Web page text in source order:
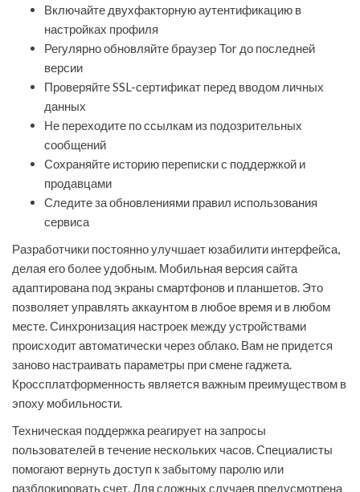
Включайте двухфакторную аутентификацию в
настройках профиля
Регулярно обновляйте браузер Tor до последней
версии
Проверяйте SSL-сертификат перед вводом личных
данных
Не переходите по ссылкам из подозрительных
сообщений
Сохраняйте историю переписки с поддержкой и
продавцами
Следите за обновлениями правил использования
сервиса
Разработчики постоянно улучшает юзабилити интерфейса,
делая его более удобным. Мобильная версия сайта
адаптирована под экраны смартфонов и планшетов. Это
позволяет управлять аккаунтом в любое время и в любом
месте. Синхронизация настроек между устройствами
происходит автоматически через облако. Вам не придется
заново настраивать параметры при смене гаджета.
Кроссплатформенность является важным преимуществом в
эпоху мобильности.
Техническая поддержка реагирует на запросы
пользователей в течение нескольких часов. Специалисты
помогают вернуть доступ к забытому паролю или
разблокировать счет. Для сложных случаев предусмотрена